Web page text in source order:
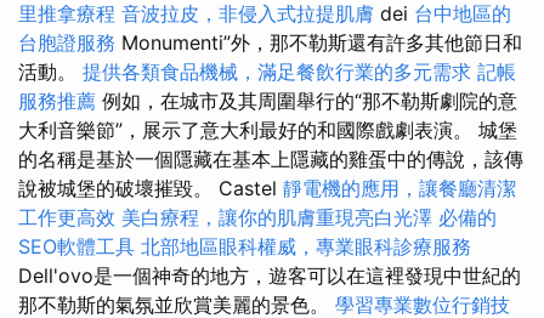
里推拿療程 音波拉皮，非侵入式拉提肌膚 dei 台中地區的
台胞證服務 Monumenti”外，那不勒斯還有許多其他節日和
活動。 提供各類食品機械，滿足餐飲行業的多元需求 記帳
服務推薦 例如，在城市及其周圍舉行的“那不勒斯劇院的意
大利音樂節”，展示了意大利最好的和國際戲劇表演。 城堡
的名稱是基於一個隱藏在基本上隱藏的雞蛋中的傳說，該傳
說被城堡的破壞摧毀。 Castel 靜電機的應用，讓餐廳清潔
工作更高效 美白療程，讓你的肌膚重現亮白光澤 必備的
SEO軟體工具 北部地區眼科權威，專業眼科診療服務
Dell'ovo是一個神奇的地方，遊客可以在這裡發現中世紀的
那不勒斯的氣氛並欣賞美麗的景色。 學習專業數位行銷技